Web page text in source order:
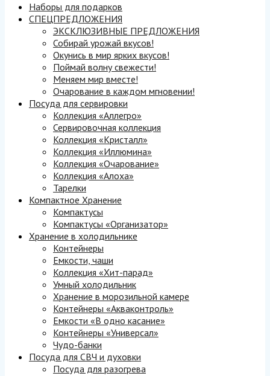
Наборы для подарков
СПЕЦПРЕДЛОЖЕНИЯ
ЭКСКЛЮЗИВНЫЕ ПРЕДЛОЖЕНИЯ
Собирай урожай вкусов!
Окунись в мир ярких вкусов!
Поймай волну свежести!
Меняем мир вместе!
Очарование в каждом мгновении!
Посуда для сервировки
Коллекция «Аллегро»
Сервировочная коллекция
Коллекция «Кристалл»
Коллекция «Иллюмина»
Коллекция «Очарование»
Коллекция «Алоха»
Тарелки
Компактное Хранение
Компактусы
Компактусы «Организатор»
Хранение в холодильнике
Контейнеры
Емкости, чаши
Коллекция «Хит-парад»
Умный холодильник
Хранение в морозильной камере
Контейнеры «Акваконтроль»
Емкости «В одно касание»
Контейнеры «Универсал»
Чудо-банки
Посуда для СВЧ и духовки
Посуда для разогрева